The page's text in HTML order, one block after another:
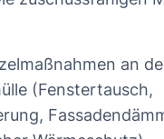
an
(Fenstertausch,